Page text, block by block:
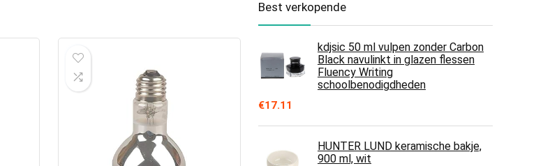
Best verkopende
kdjsic 50 ml vulpen zonder Carbon
Black navulinkt in glazen flessen
Fluency Writing
schoolbenodigdheden
€17.11
HUNTER LUND keramische bakje,
900 ml, wit